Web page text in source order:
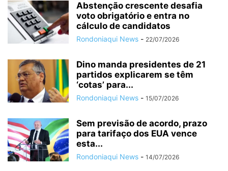
Abstenção crescente desafia
voto obrigatório e entra no
cálculo de candidatos
Rondoniaqui News - 22/07/2026
Dino manda presidentes de 21
partidos explicarem se têm
‘cotas’ para...
Rondoniaqui News - 15/07/2026
Sem previsão de acordo, prazo
para tarifaço dos EUA vence
esta...
Rondoniaqui News - 14/07/2026